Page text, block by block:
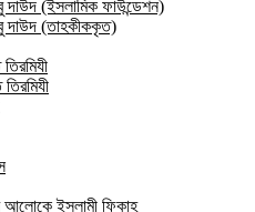
দাউদ (ইসলামিক ফাউন্ডেশন)
দাউদ (তাহকীককৃত)
ইসলামী ফিকাহ